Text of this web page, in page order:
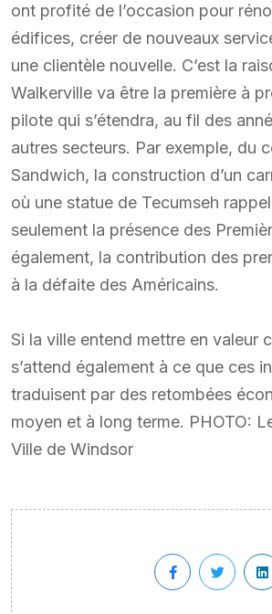
ont profité de l’occasion pour
édifices, créer de nouveaux
une clientèle nouvelle. C’est la
Walkerville va être la première à
pilote qui s’étendra, au fil des
autres secteurs. Par exemple, du
Sandwich, la construction d’un
où une statue de Tecumseh
seulement la présence des
également, la contribution des
à la défaite des Américains.
Si la ville entend mettre en valeur
s’attend également à ce que ces
traduisent par des retombées
moyen et à long terme. PHOTO:
Ville de Windsor